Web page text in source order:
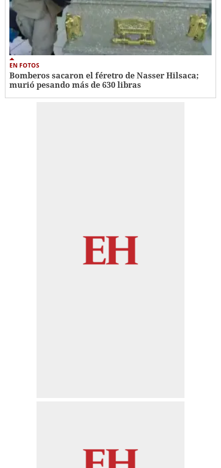
EN FOTOS
Bomberos sacaron el féretro de Nasser Hilsaca;
murió pesando más de 630 libras